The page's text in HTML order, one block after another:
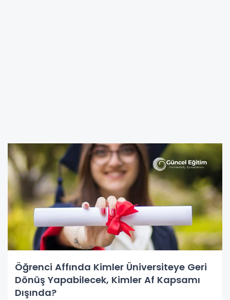
Öğrenci Affında Kimler Üniversiteye Geri
Dönüş Yapabilecek, Kimler Af Kapsamı
Dışında?